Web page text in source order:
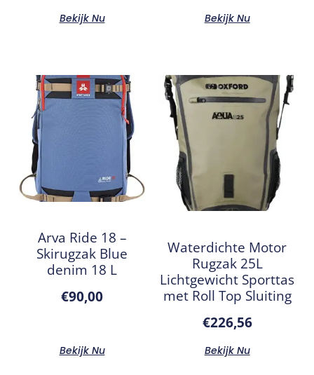
Bekijk Nu Bekijk Nu
Arva Ride 18 –
Skirugzak Blue
denim 18 L
€90,00
Bekijk Nu
Waterdichte Motor
Rugzak 25L
Lichtgewicht Sporttas
met Roll Top Sluiting
€226,56
Bekijk Nu